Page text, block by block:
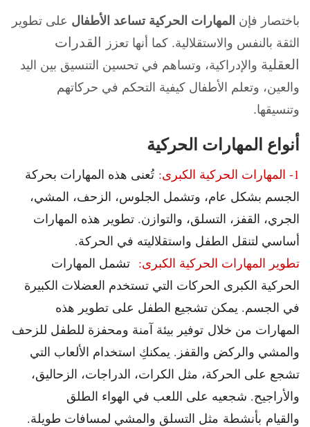
باختصار فإن المهارات الحركية تساعد الأطفال على تطوير
الثقة بالنفس والاستقلالية. كما أنها تعزز
القدرات
العقلية والإدراكية، وتساهم في تحسين التنسيق بين اليد
والعين، وتعلم الأطفال كيفية التحكم في حركاتهم
وتنسيقها.
أنواع المهارات الحركية
1- المهارات الحركية الكبرى:
تُعنى هذه المهارات بحركة
الجسم بشكل عام، وتشمل الجلوس، الزحف، المشي،
الجري، القفز، التسلق، والتوازن. تطوير هذه المهارات
أساسي لتنقل الطفل واستقلاليته في الحركة.
تطوير المهارات الحركية الكبرى: تشمل المهارات
الحركية الكبرى الحركات التي تستخدم العضلات الكبيرة
في الجسم. يمكن تشجيع الطفل على تطوير هذه
المهارات من خلال توفير بيئة آمنة ومحفزة للطفل للزحف
والمشي والركض والقفز. يمكنكِ استخدام الألعاب التي
تشجع على الحركة، مثل الكرات، الدراجات، الزحاليق،
والأراجيح. شجعيه على اللعب في الهواء الطلق
والقيام بأنشطة مثل التسلق والمشي لمسافات طويلة.